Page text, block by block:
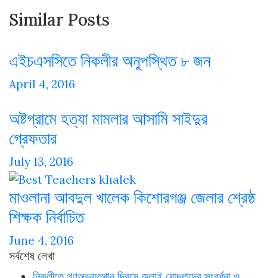
Similar Posts
এইচএসসিতে নিকলীর অনুপস্থিত ৮ জন
April 4, 2016
অষ্টগ্রামে হত্যা মামলার আসামি সাইদুর
গ্রেফতার
July 13, 2016
মাওলানা আবদুল খালেক কিশোরগঞ্জ জেলার শ্রেষ্ঠ
শিক্ষক নির্বাচিত
June 4, 2016
সর্বশেষ লেখা